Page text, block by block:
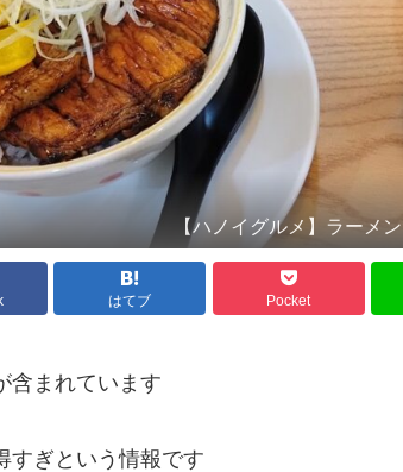
【ハノイグルメ】ラーメ
はてブ Pocket
含まれています
すぎという情報です